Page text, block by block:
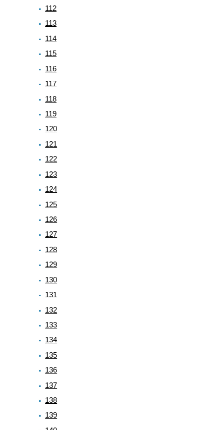
112
113
114
115
116
117
118
119
120
121
122
123
124
125
126
127
128
129
130
131
132
133
134
135
136
137
138
139